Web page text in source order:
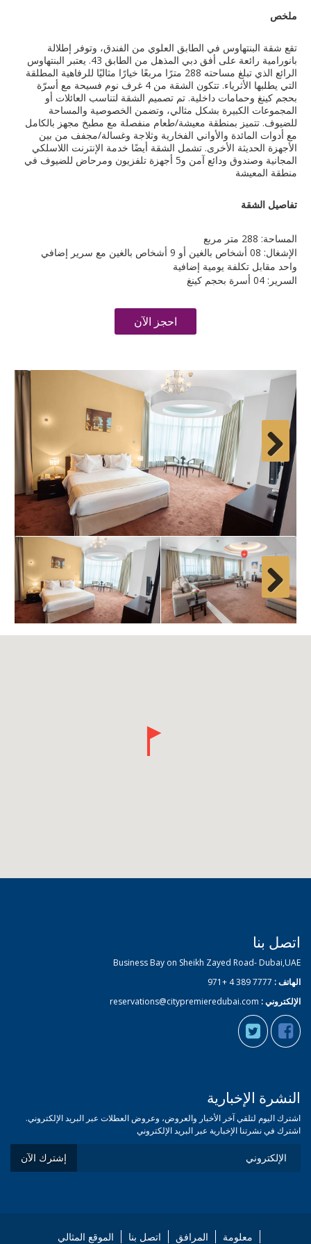
ملخص
تقع شقة البنتهاوس في الطابق العلوي من الفندق، وتوفر إطلالة
بانورامية رائعة على أفق دبي المذهل من الطابق 43. يعتبر البنتهاوس
الرائع الذي تبلغ مساحته 288 مترًا مربعًا خيارًا مثاليًا للرفاهية المطلقة
التي يطلبها الأثرياء. تتكون الشقة من 4 غرف نوم فسيحة مع أسرّة
بحجم كينغ وحمامات داخلية. تم تصميم الشقة لتناسب العائلات أو
المجموعات الكبيرة بشكل مثالي، وتضمن الخصوصية والمساحة
للضيوف. تتميز بمنطقة معيشة/طعام منفصلة مع مطبخ مجهز بالكامل
مع أدوات المائدة والأواني الفخارية وثلاجة وغسالة/مجفف من بين
الأجهزة الحديثة الأخرى. تشمل الشقة أيضًا خدمة الإنترنت اللاسلكي
المجانية وصندوق ودائع آمن و5 أجهزة تلفزيون ومرحاض للضيوف في
منطقة المعيشة
تفاصيل الشقة
المساحة: 288 متر مربع
الإشغال: 08 أشخاص بالغين أو 9 أشخاص بالغين مع سرير إضافي
واحد مقابل تكلفة يومية إضافية
السرير: 04 أسرة بحجم كينغ
احجز الآن
اتصل بنا
Business Bay on Sheikh Zayed Road- Dubai,UAE
الهاتف :
الإلكتروني : reservations@citypremieredubai.com
النشرة الإخبارية
اشترك اليوم لتلقي آخر الأخبار والعروض، وعروض العطلات عبر البريد الإلكتروني.
اشترك في نشرتنا الإخبارية عبر البريد الإلكتروني
إشترك الآن
معلومة المرافق اتصل بنا الموقع المثالي